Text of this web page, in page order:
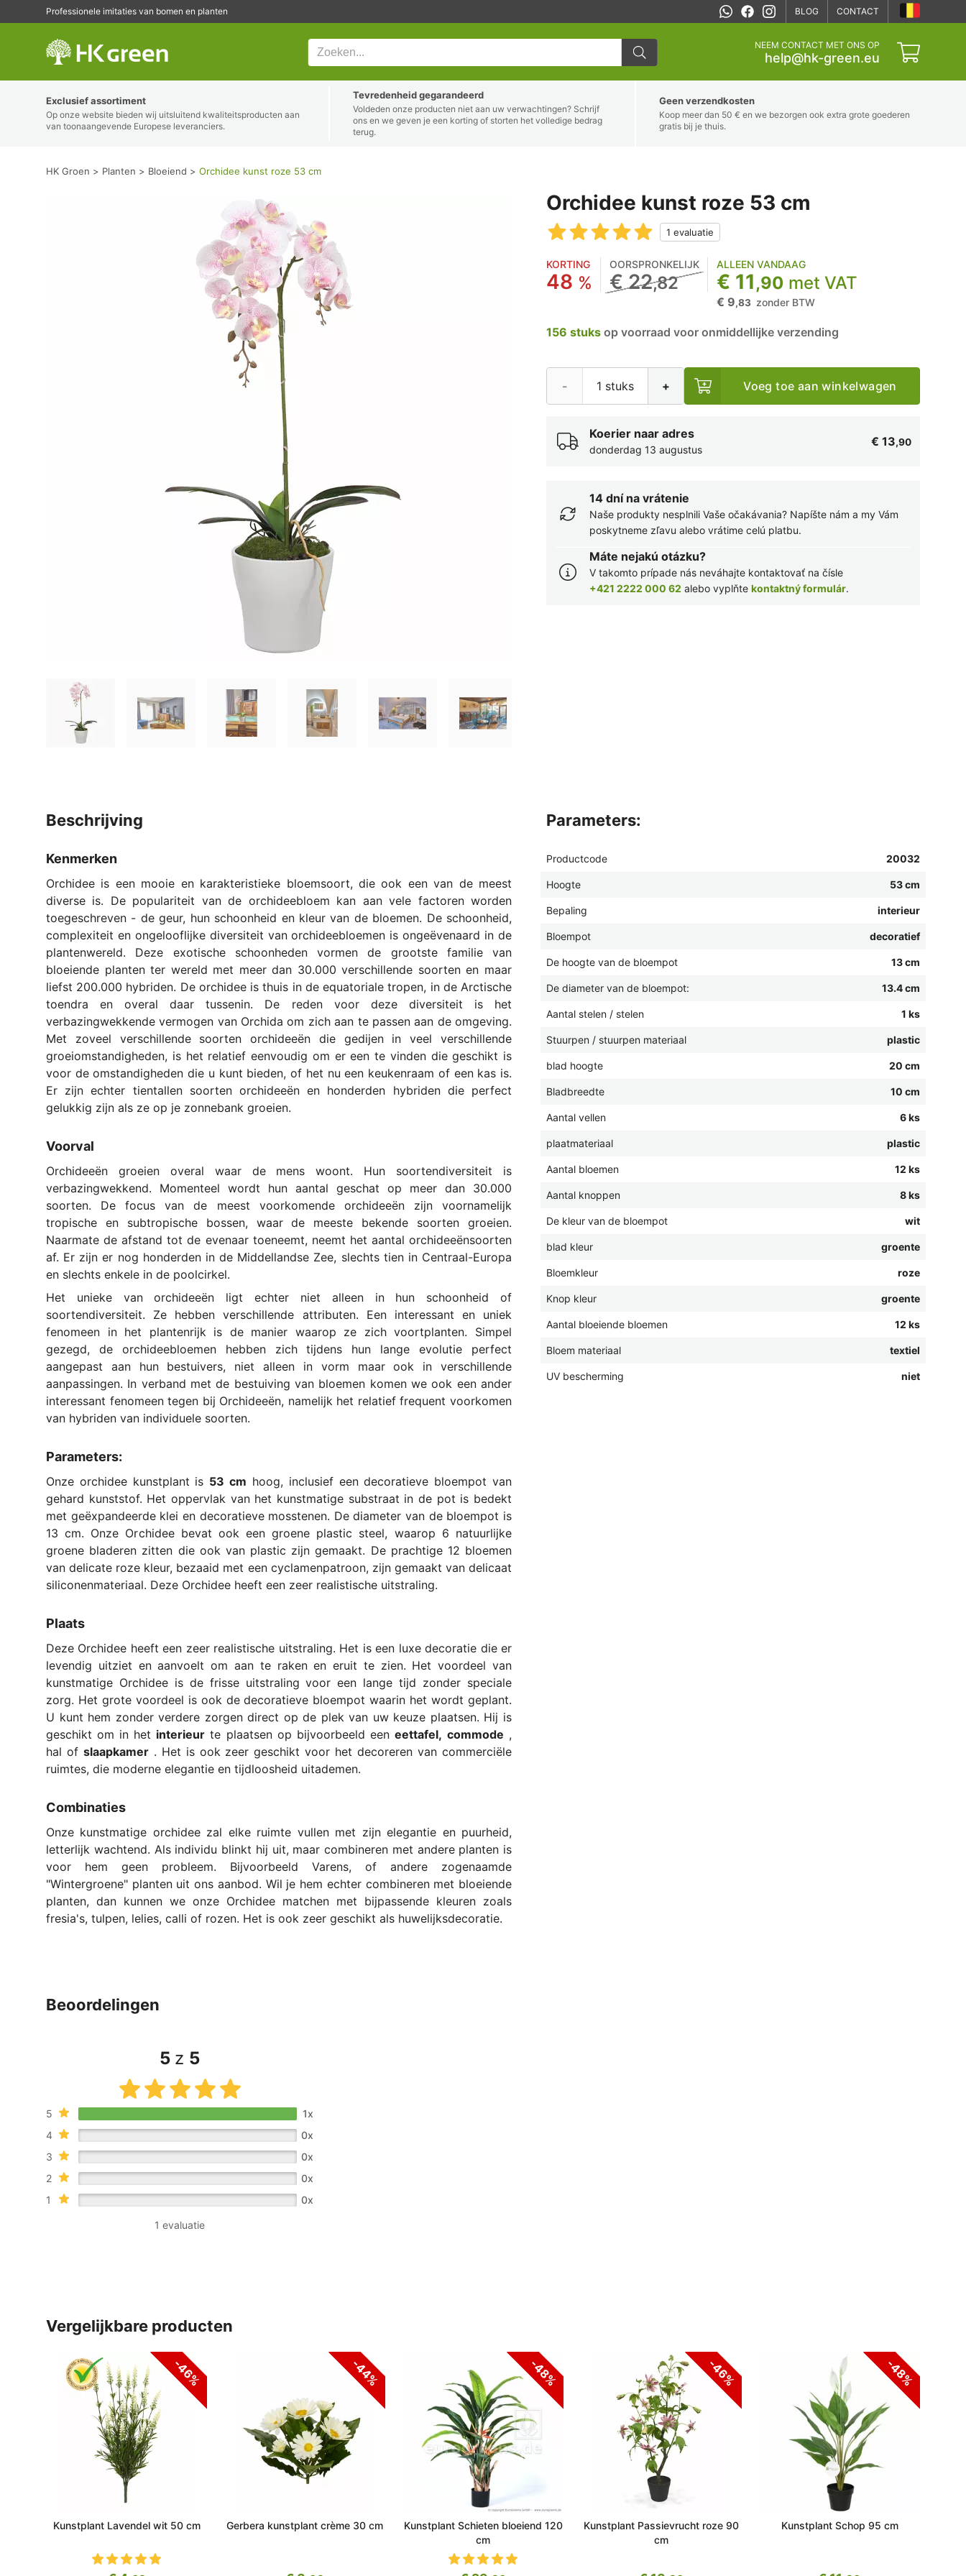
Professionele imitaties van bomen en planten BLOG
CONTACT
NEEM CONTACT MET ONS OP
help@hk-green.eu
HK Groen Planten Bloeiend Orchidee kunst roze 53 cm
Exclusief assortiment
Op onze website bieden wij uitsluitend kwaliteitsproducten aan
van toonaangevende Europese leveranciers.
Tevredenheid gegarandeerd
Voldeden onze producten niet aan uw verwachtingen? Schrijf
ons en we geven je een korting of storten het volledige bedrag
terug.
Geen verzendkosten
Koop meer dan 50 € en we bezorgen ook extra grote goederen
gratis bij je thuis.
Orchidee kunst roze 53 cm
KORTING
48 %
OORSPRONKELIJK
€ 22,82
ALLEEN VANDAAG
€ 11,90 met VAT
€ 9,83 zonder BTW
156 stuks op voorraad voor onmiddellijke verzending
- + Voeg toe aan winkelwagen
Koerier naar adres
donderdag 13 augustus
€ 13,90
14 dní na vrátenie
Naše produkty nesplnili Vaše očakávania? Napíšte nám a my Vám
poskytneme zľavu alebo vrátime celú platbu.
Máte nejakú otázku?
V takomto prípade nás neváhajte kontaktovať na čísle
+421 2222 000 62 alebo vyplňte kontaktný formulár.
beschrijving
Kenmerken
Orchidee is een mooie en karakteristieke bloemsoort, die ook een van de meest
diverse is. De populariteit van de orchideebloem kan aan vele factoren worden
toegeschreven - de geur, hun schoonheid en kleur van de bloemen. De schoonheid,
complexiteit en ongelooflijke diversiteit van orchideebloemen is ongeëvenaard in de
plantenwereld. Deze exotische schoonheden vormen de grootste familie van
bloeiende planten ter wereld met meer dan 30.000 verschillende soorten en maar
liefst 200.000 hybriden. De orchidee is thuis in de equatoriale tropen, in de Arctische
toendra en overal daar tussenin. De reden voor deze diversiteit is het
verbazingwekkende vermogen van Orchida om zich aan te passen aan de omgeving.
Met zoveel verschillende soorten orchideeën die gedijen in veel verschillende
groeiomstandigheden, is het relatief eenvoudig om er een te vinden die geschikt is
voor de omstandigheden die u kunt bieden, of het nu een keukenraam of een kas is.
Er zijn echter tientallen soorten orchideeën en honderden hybriden die perfect
gelukkig zijn als ze op je zonnebank groeien.
Voorval
Orchideeën groeien overal waar de mens woont. Hun soortendiversiteit is
verbazingwekkend. Momenteel wordt hun aantal geschat op meer dan 30.000
soorten. De focus van de meest voorkomende orchideeën zijn voornamelijk
tropische en subtropische bossen, waar de meeste bekende soorten groeien.
Naarmate de afstand tot de evenaar toeneemt, neemt het aantal orchideeënsoorten
af. Er zijn er nog honderden in de Middellandse Zee, slechts tien in Centraal-Europa
en slechts enkele in de poolcirkel.
Het unieke van orchideeën ligt echter niet alleen in hun schoonheid of
soortendiversiteit. Ze hebben verschillende attributen. Een interessant en uniek
fenomeen in het plantenrijk is de manier waarop ze zich voortplanten. Simpel
gezegd, de orchideebloemen hebben zich tijdens hun lange evolutie perfect
aangepast aan hun bestuivers, niet alleen in vorm maar ook in verschillende
aanpassingen. In verband met de bestuiving van bloemen komen we ook een ander
interessant fenomeen tegen bij Orchideeën, namelijk het relatief frequent voorkomen
van hybriden van individuele soorten.
Parameters:
Onze orchidee kunstplant is 53 cm hoog, inclusief een decoratieve bloempot van
gehard kunststof. Het oppervlak van het kunstmatige substraat in de pot is bedekt
met geëxpandeerde klei en decoratieve mosstenen. De diameter van de bloempot is
13 cm. Onze Orchidee bevat ook een groene plastic steel, waarop 6 natuurlijke
groene bladeren zitten die ook van plastic zijn gemaakt. De prachtige 12 bloemen
van delicate roze kleur, bezaaid met een cyclamenpatroon, zijn gemaakt van delicaat
siliconenmateriaal. Deze Orchidee heeft een zeer realistische uitstraling.
Plaats
Deze Orchidee heeft een zeer realistische uitstraling. Het is een luxe decoratie die er
levendig uitziet en aanvoelt om aan te raken en eruit te zien. Het voordeel van
kunstmatige Orchidee is de frisse uitstraling voor een lange tijd zonder speciale
zorg. Het grote voordeel is ook de decoratieve bloempot waarin het wordt geplant.
U kunt hem zonder verdere zorgen direct op de plek van uw keuze plaatsen. Hij is
geschikt om in het interieur te plaatsen op bijvoorbeeld een eettafel, commode ,
hal of slaapkamer. Het is ook zeer geschikt voor het decoreren van commerciële
ruimtes, die moderne elegantie en tijdloosheid uitademen.
Combinaties
Onze kunstmatige orchidee zal elke ruimte vullen met zijn elegantie en puurheid,
letterlijk wachtend. Als individu blinkt hij uit, maar combineren met andere planten is
voor hem geen probleem. Bijvoorbeeld Varens, of andere zogenaamde
"Wintergroene" planten uit ons aanbod. Wil je hem echter combineren met bloeiende
planten, dan kunnen we onze Orchidee matchen met bijpassende kleuren zoals
fresia's, tulpen, lelies, calli of rozen. Het is ook zeer geschikt als huwelijksdecoratie.
parameters:
Productcode 20032
Hoogte 53 cm
Bepaling interieur
Bloempot decoratief
De hoogte van de bloempot 13 cm
De diameter van de bloempot: 13.4 cm
Aantal stelen / stelen 1 ks
Stuurpen / stuurpen materiaal plastic
blad hoogte 20 cm
Bladbreedte 10 cm
Aantal vellen 6 ks
plaatmateriaal plastic
Aantal bloemen 12 ks
Aantal knoppen 8 ks
De kleur van de bloempot wit
blad kleur groente
Bloemkleur roze
Knop kleur groente
Aantal bloeiende bloemen 12 ks
Bloem materiaal textiel
UV bescherming niet
beoordelingen
5 z 5
5
1x
4
0x
3
0x
2
0x
1
0x
1 evaluatie
vergelijkbare producten
-46%
Kunstplant Lavendel wit 50 cm
-44%
Gerbera kunstplant crème 30 cm
-48%
Kunstplant Schieten bloeiend 120
cm
-46%
Kunstplant Passievrucht roze 90
cm
-48%
Kunstplant Schop 95 cm